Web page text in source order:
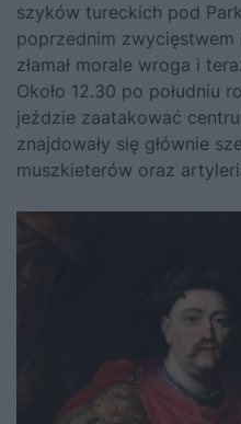
szyków tureckich pod
poprzednim zwycięstwem
złamał morale wroga i
Około 12.30 po południu
jeździe zaatakować
znajdowały się głównie
muszkieterów oraz